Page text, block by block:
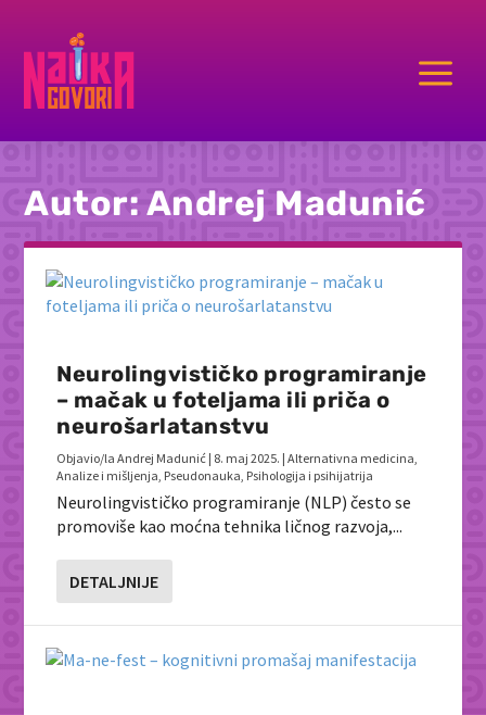
a
Autor: Andrej Madunić
Neurolingvističko programiranje
– mačak u foteljama ili priča o
neurošarlatanstvu
Objavio/laAndrej Madunić | 8. maj 2025. |Alternativna medicina,
Analize i mišljenja, Pseudonauka, Psihologija i psihijatrija
Neurolingvističko programiranje (NLP) često se
promoviše kao moćna tehnika ličnog razvoja,...
DETALJNIJE